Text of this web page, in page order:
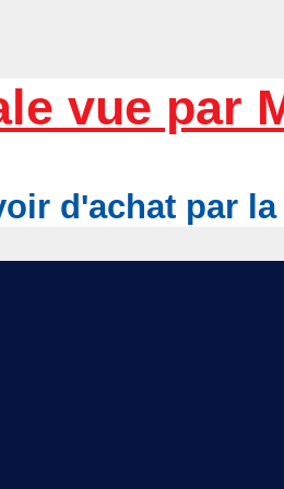
vue par
d'achat par la